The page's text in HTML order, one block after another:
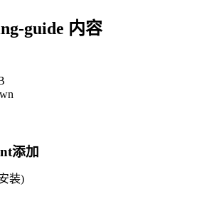
guide 内容
添加
装)